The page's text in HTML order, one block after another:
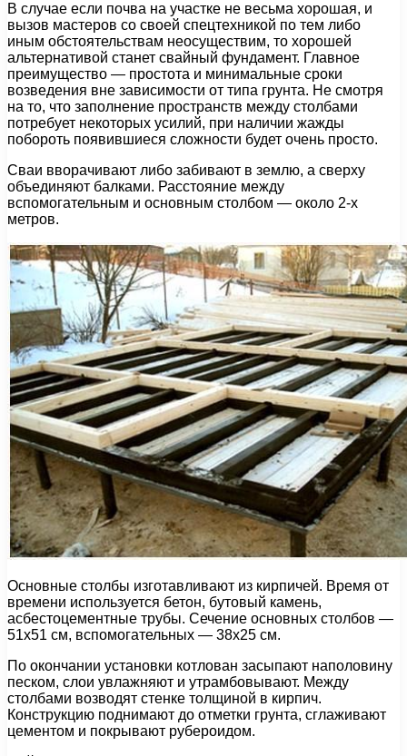
В случае если почва на участке не весьма хорошая, и
вызов мастеров со своей спецтехникой по тем либо
иным обстоятельствам неосуществим, то хорошей
альтернативой станет свайный фундамент. Главное
преимущество — простота и минимальные сроки
возведения вне зависимости от типа грунта. Не смотря
на то, что заполнение пространств между столбами
потребует некоторых усилий, при наличии жажды
побороть появившиеся сложности будет очень просто.
Сваи вворачивают либо забивают в землю, а сверху
объединяют балками. Расстояние между
вспомогательным и основным столбом — около 2-х
метров.
Основные столбы изготавливают из кирпичей. Время от
времени используется бетон, бутовый камень,
асбестоцементные трубы. Сечение основных столбов —
51х51 см, вспомогательных — 38х25 см.
По окончании установки котлован засыпают наполовину
песком, слои увлажняют и утрамбовывают. Между
столбами возводят стенке толщиной в кирпич.
Конструкцию поднимают до отметки грунта, сглаживают
цементом и покрывают рубероидом.